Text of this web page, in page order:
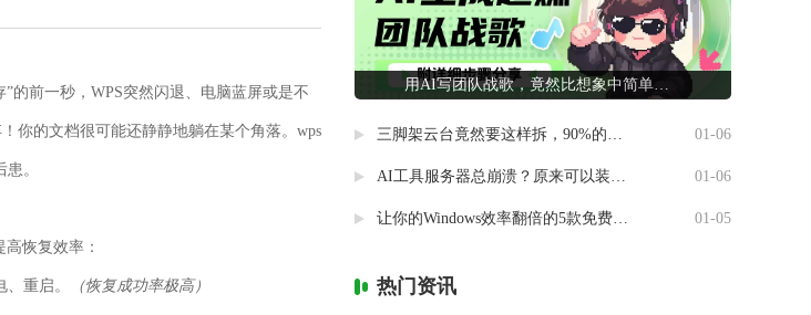
前一秒，WPS突然闪退、电脑蓝屏或是不
你的文档很可能还静静地躺在某个角落。wps
。
恢复效率：
重启。 （恢复成功率极高）
用AI写团队战歌，竟然比想象中简单这么多
三脚架云台竟然要这样拆，90%的摄影新手都做错了 01-06
AI工具服务器总崩溃？原来可以装进自己电脑里 01-06
让你的Windows效率翻倍的5款免费神器 01-05
热门资讯